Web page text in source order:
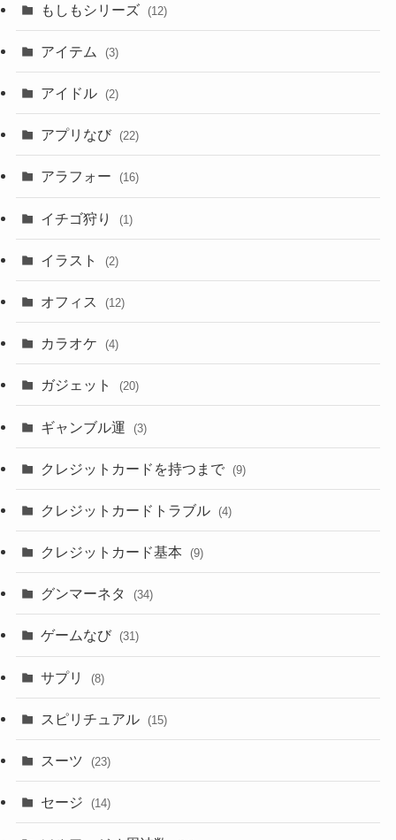
もしもシリーズ (12)
アイテム (3)
アイドル (2)
アプリなび (22)
アラフォー (16)
イチゴ狩り (1)
イラスト (2)
オフィス (12)
カラオケ (4)
ガジェット (20)
ギャンブル運 (3)
クレジットカードを持つまで (9)
クレジットカードトラブル (4)
クレジットカード基本 (9)
グンマーネタ (34)
ゲームなび (31)
サプリ (8)
スピリチュアル (15)
スーツ (23)
セージ (14)